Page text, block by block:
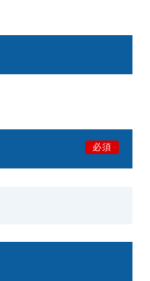
必須